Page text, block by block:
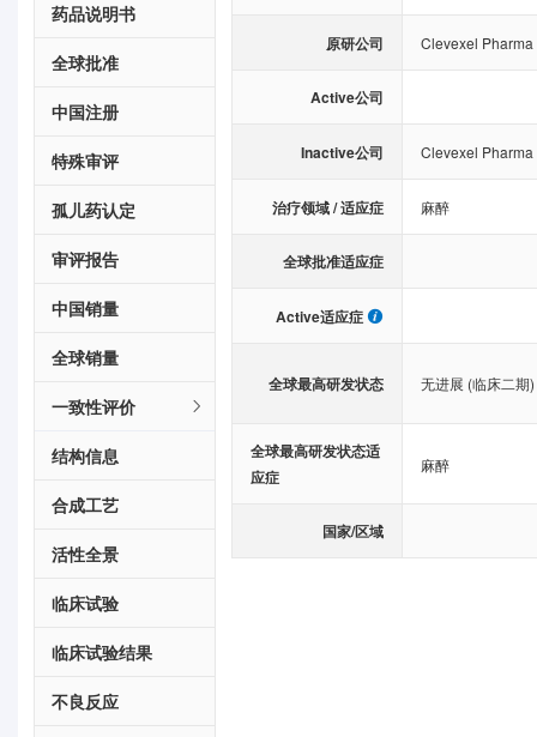
药品说明书
全球批准
中国注册
特殊审评
孤儿药认定
审评报告
中国销量
全球销量
一致性评价
结构信息
合成工艺
活性全景
临床试验
临床试验结果
不良反应
原研公司 Clevexel Pharma
Active公司
Inactive公司 Clevexel Pharma
治疗领域 / 适应症 麻醉
全球批准适应症
Active适应症
全球最高研发状态 无进展 (临床二期)
全球最高研发状态适
应症
麻醉
国家/区域